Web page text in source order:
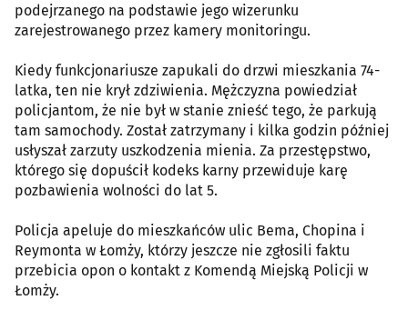
podejrzanego na podstawie jego wizerunku
zarejestrowanego przez kamery monitoringu.
Kiedy funkcjonariusze zapukali do drzwi mieszkania 74-
latka, ten nie krył zdziwienia. Mężczyzna powiedział
policjantom, że nie był w stanie znieść tego, że parkują
tam samochody. Został zatrzymany i kilka godzin później
usłyszał zarzuty uszkodzenia mienia. Za przestępstwo,
którego się dopuścił kodeks karny przewiduje karę
pozbawienia wolności do lat 5.
Policja apeluje do mieszkańców ulic Bema, Chopina i
Reymonta w Łomży, którzy jeszcze nie zgłosili faktu
przebicia opon o kontakt z Komendą Miejską Policji w
Łomży.